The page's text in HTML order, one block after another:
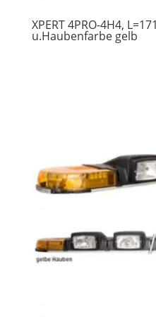
XPERT 4PRO-4H4,
u.Haubenfarbe gelb